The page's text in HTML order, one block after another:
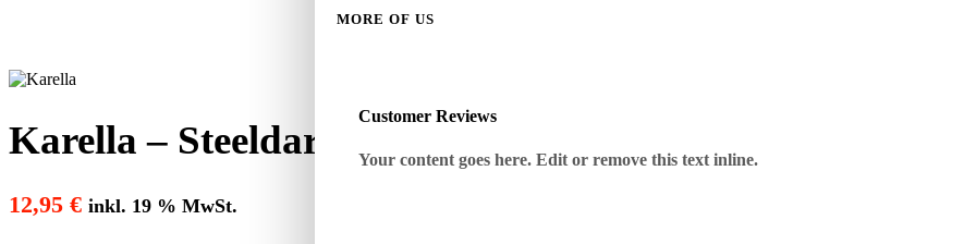
MORE OF US
Customer Reviews
Your content goes here. Edit or remove this text inline.
Karella – Steeldart XT-1 22 gr.
12,95 € inkl. 19 % MwSt.